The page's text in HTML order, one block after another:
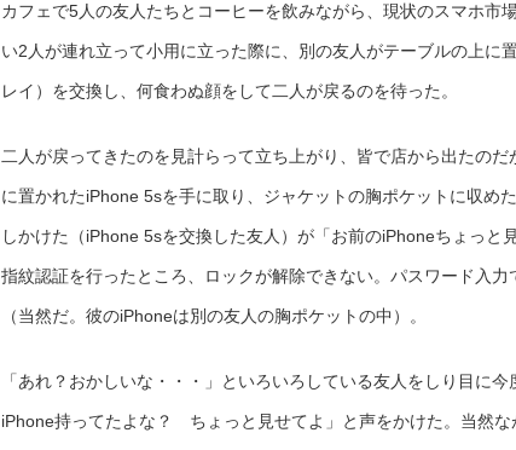
カフェで5人の友人たちとコーヒーを飲みながら、現状のスマホ市
い2人が連れ立って小用に立った際に、別の友人がテーブルの上に
レイ）を交換し、何食わぬ顔をして二人が戻るのを待った。
二人が戻ってきたのを見計らって立ち上がり、皆で店から出たの
に置かれたiPhone 5sを手に取り、ジャケットの胸ポケットに収め
しかけた（iPhone 5sを交換した友人）が「お前のiPhoneちょっと
指紋認証を行ったところ、ロックが解除できない。パスワード入
（当然だ。彼のiPhoneは別の友人の胸ポケットの中）。
「あれ？おかしいな・・・」といろいろしている友人をしり目に
iPhone持ってたよな？ ちょっと見せてよ」と声をかけた。当然